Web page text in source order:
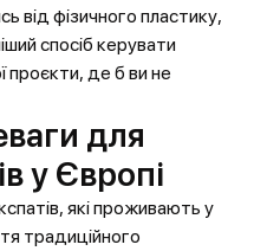
від фізичного пластику,
спосіб керувати
проєкти, де б ви не
для
у Європі
які проживають у
традиційного